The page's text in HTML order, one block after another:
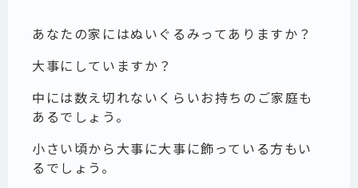
あなたの家にはぬいぐるみってありますか？
大事にしていますか？
中には数え切れないくらいお持ちのご家庭も
あるでしょう。
小さい頃から大事に大事に飾っている方もい
るでしょう。